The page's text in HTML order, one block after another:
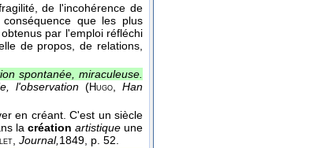
de l'incohérence de
que les plus
par l'emploi réfléchi
de propos, de relations,
spontanée, miraculeuse.
l'observation (Hugo,Han
en créant. C'est un siècle
la création artistiqueune
, Journal,1849, p. 52.